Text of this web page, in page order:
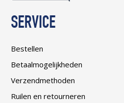
SERVICE
Bestellen
Betaalmogelijkheden
Verzendmethoden
Ruilen en retourneren